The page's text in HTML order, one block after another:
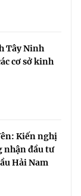
Tây Ninh
cơ sở kinh
Kiến nghị
nhận đầu tư
Hải Nam